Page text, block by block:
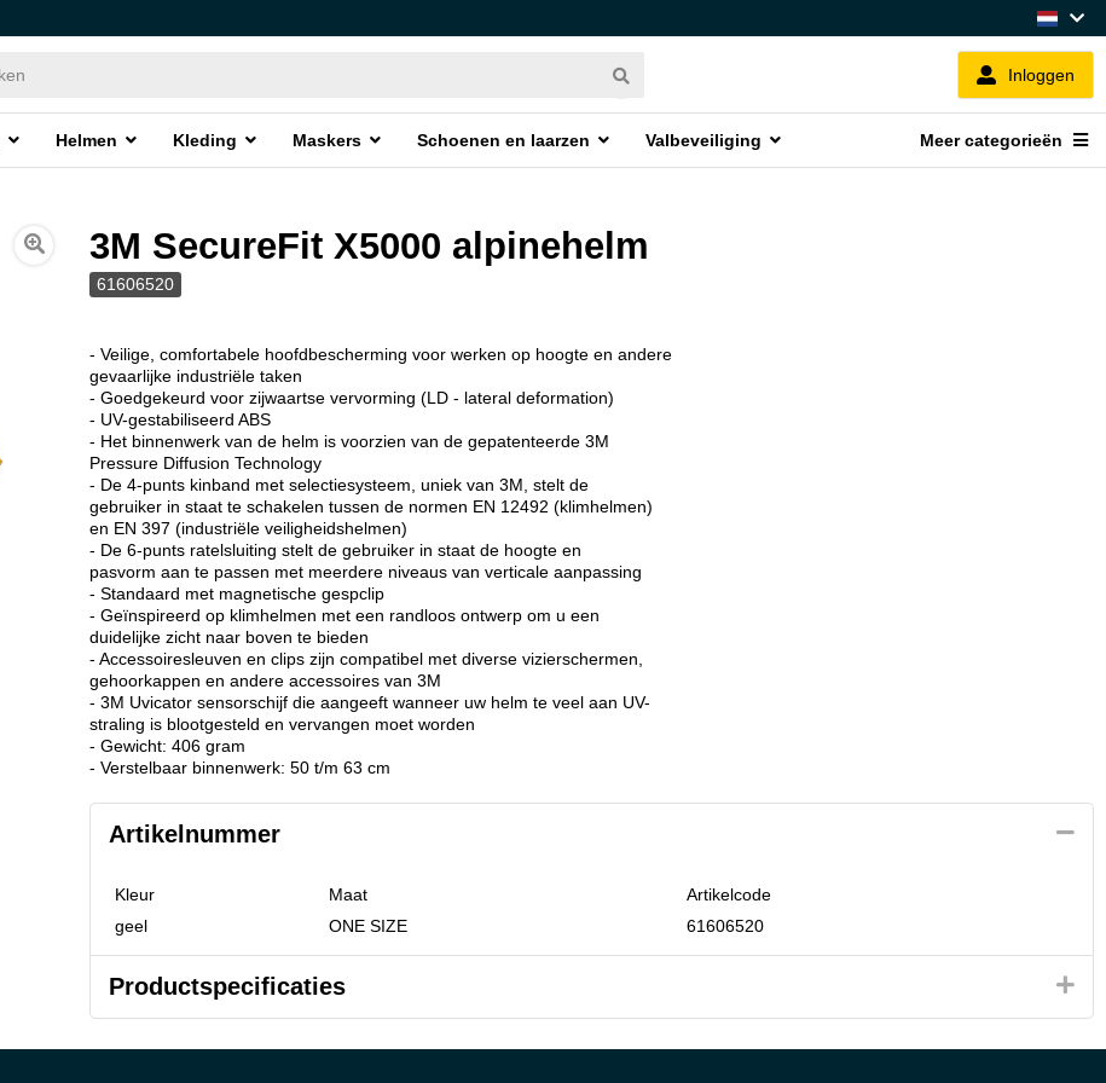
Inloggen
Helmen Kleding Maskers Schoenen en laarzen Valbeveiliging Meer categorieën
3M SecureFit X5000 alpinehelm
61606520
- Veilige, comfortabele hoofdbescherming voor werken op hoogte en andere
gevaarlijke industriële taken
- Goedgekeurd voor zijwaartse vervorming (LD - lateral deformation)
- UV-gestabiliseerd ABS
- Het binnenwerk van de helm is voorzien van de gepatenteerde 3M
Pressure Diffusion Technology
- De 4-punts kinband met selectiesysteem, uniek van 3M, stelt de
gebruiker in staat te schakelen tussen de normen EN 12492 (klimhelmen)
en EN 397 (industriële veiligheidshelmen)
- De 6-punts ratelsluiting stelt de gebruiker in staat de hoogte en
pasvorm aan te passen met meerdere niveaus van verticale aanpassing
- Standaard met magnetische gespclip
- Geïnspireerd op klimhelmen met een randloos ontwerp om u een
duidelijke zicht naar boven te bieden
- Accessoiresleuven en clips zijn compatibel met diverse vizierschermen,
gehoorkappen en andere accessoires van 3M
- 3M Uvicator sensorschijf die aangeeft wanneer uw helm te veel aan UV-
straling is blootgesteld en vervangen moet worden
- Gewicht: 406 gram
- Verstelbaar binnenwerk: 50 t/m 63 cm
Artikelnummer
Kleur Maat
Artikelcode
geel
ONE SIZE 61606520
Productspecificaties